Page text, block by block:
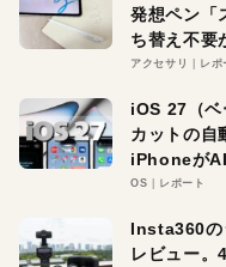
発想ペン「
ち替え不要
アクセサリ レポ
iOS 27（
カットの自
iPhoneがAI
OS レポート
Insta360の
レビュー。